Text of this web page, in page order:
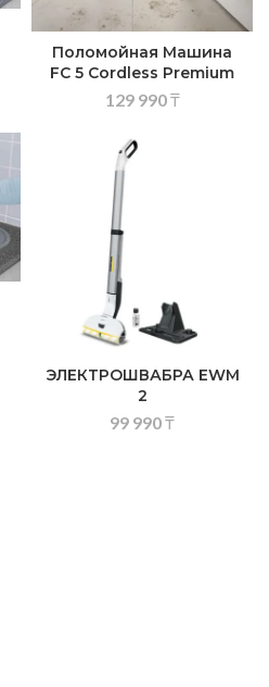
Поломойная Машина
FC 5 Cordless Premium
129 990₸
ЭЛЕКТРОШВАБРА EWM
2
99 990₸